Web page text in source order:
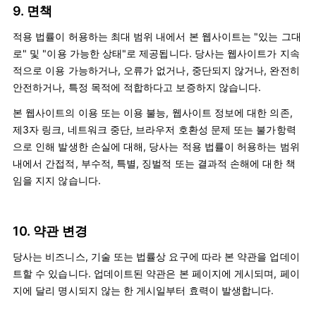
9. 면책
적용 법률이 허용하는 최대 범위 내에서 본 웹사이트는 "있는 그대
로" 및 "이용 가능한 상태"로 제공됩니다. 당사는 웹사이트가 지속
적으로 이용 가능하거나, 오류가 없거나, 중단되지 않거나, 완전히
안전하거나, 특정 목적에 적합하다고 보증하지 않습니다.
본 웹사이트의 이용 또는 이용 불능, 웹사이트 정보에 대한 의존,
제3자 링크, 네트워크 중단, 브라우저 호환성 문제 또는 불가항력
으로 인해 발생한 손실에 대해, 당사는 적용 법률이 허용하는 범위
내에서 간접적, 부수적, 특별, 징벌적 또는 결과적 손해에 대한 책
임을 지지 않습니다.
10. 약관 변경
당사는 비즈니스, 기술 또는 법률상 요구에 따라 본 약관을 업데이
트할 수 있습니다. 업데이트된 약관은 본 페이지에 게시되며, 페이
지에 달리 명시되지 않는 한 게시일부터 효력이 발생합니다.